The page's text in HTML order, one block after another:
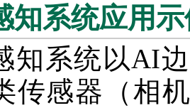
知系统应用
知系统以AI
传感器（相